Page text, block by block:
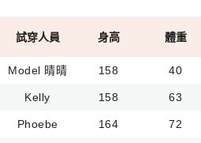
試穿人員 身高 體重
Model 晴晴 158 40
Kelly 158 63
Phoebe 164 72